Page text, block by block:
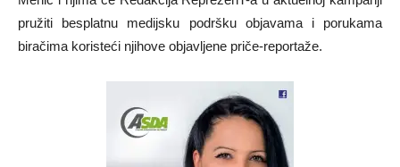
pružiti besplatnu medijsku podršku objavama i porukama
biračima koristeći njihove objavljene priče-reportaže.